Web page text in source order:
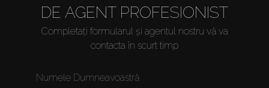
DE AGENT PROFESIONIST
Completați formularul și agentul nostru vă va
contacta în scurt timp